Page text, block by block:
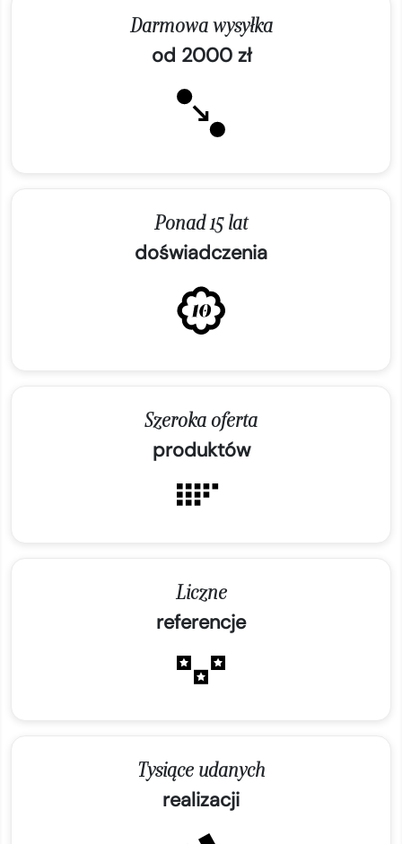
Darmowa wysyłka
od 2000 zł
Ponad 15 lat
doświadczenia
Szeroka oferta
produktów
Liczne
referencje
Tysiące udanych
realizacji